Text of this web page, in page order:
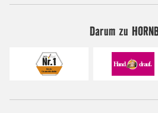
Darum zu